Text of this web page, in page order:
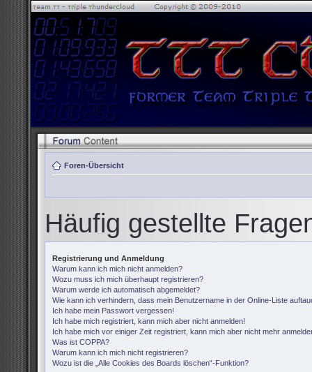
Foren-Übersicht
Häufig gestellte
Registrierung und Anmeldung
Warum kann ich mich nicht anmelden?
Wozu muss ich mich überhaupt registrieren?
Warum werde ich automatisch abgemeldet?
Wie kann ich verhindern, dass mein Benutzername in der Online-Liste
Ich habe mein Passwort vergessen!
Ich habe mich registriert, kann mich aber nicht anmelden!
Ich habe mich vor einiger Zeit registriert, kann mich aber nicht mehr
Was ist COPPA?
Warum kann ich mich nicht registrieren?
Wozu ist die „Alle Cookies des Boards löschen“-Funktion?